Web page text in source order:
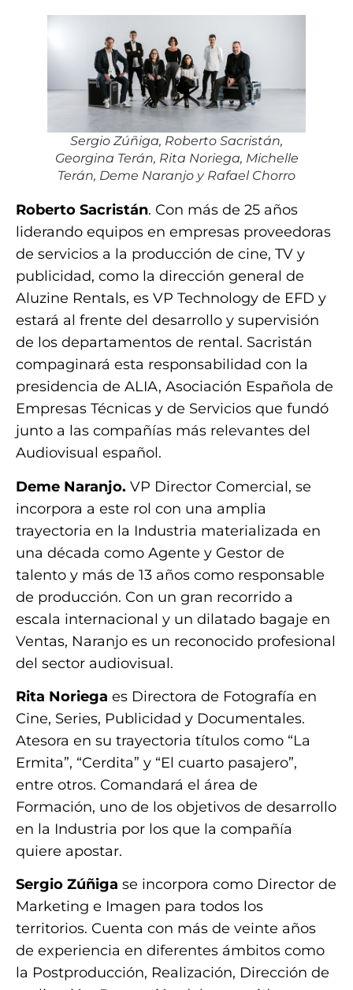
Sergio Zúñiga, Roberto Sacristán,
Georgina Terán, Rita Noriega, Michelle
Terán, Deme Naranjo y Rafael Chorro
Roberto Sacristán. Con más de 25 años
liderando equipos en empresas proveedoras
de servicios a la producción de cine, TV y
publicidad, como la dirección general de
Aluzine Rentals, es VP Technology de EFD y
estará al frente del desarrollo y supervisión
de los departamentos de rental. Sacristán
compaginará esta responsabilidad con la
presidencia de ALIA, Asociación Española de
Empresas Técnicas y de Servicios que fundó
junto a las compañías más relevantes del
Audiovisual español.
Deme Naranjo. VP Director Comercial, se
incorpora a este rol con una amplia
trayectoria en la Industria materializada en
una década como Agente y Gestor de
talento y más de 13 años como responsable
de producción. Con un gran recorrido a
escala internacional y un dilatado bagaje en
Ventas, Naranjo es un reconocido profesional
del sector audiovisual.
Rita Noriega es Directora de Fotografía en
Cine, Series, Publicidad y Documentales.
Atesora en su trayectoria títulos como “La
Ermita”, “Cerdita” y “El cuarto pasajero”,
entre otros. Comandará el área de
Formación, uno de los objetivos de desarrollo
en la Industria por los que la compañía
quiere apostar.
Sergio Zúñiga se incorpora como Director de
Marketing e Imagen para todos los
territorios. Cuenta con más de veinte años
de experiencia en diferentes ámbitos como
la Postproducción, Realización, Dirección de